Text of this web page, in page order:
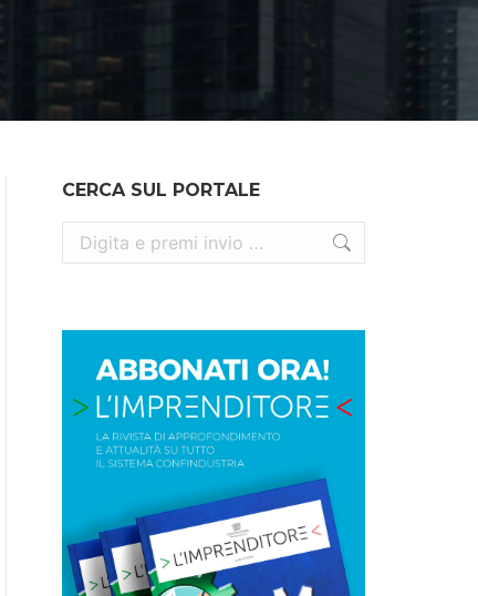
CERCA SUL PORTALE
Cerca: